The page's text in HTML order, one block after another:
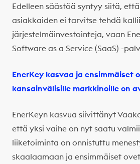
Edelleen säästöä syntyy siitä,
asiakkaiden ei tarvitse tehdä
järjestelmäinvestointeja, vaan
Software as a Service (SaaS) -
EnerKey kasvaa ja ensimmäiset
kansainvälisille markkinoille on
EnerKeyn kasvua siivittänyt
että yksi vaihe on nyt saatu
liiketoiminta on onnistuttu
skaalaamaan ja ensimmäiset